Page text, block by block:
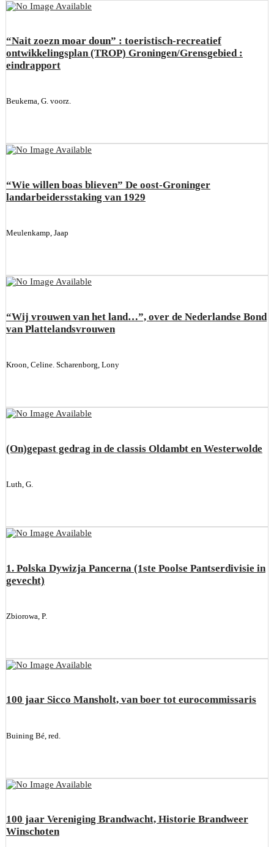
“Nait zoezn moar doun” : toeristisch-recreatief
ontwikkelingsplan (TROP) Groningen/Grensgebied :
eindrapport
Beukema, G. voorz.
“Wie willen boas blieven” De oost-Groninger
landarbeidersstaking van 1929
Meulenkamp, Jaap
“Wij vrouwen van het land…”, over de Nederlandse Bond
van Plattelandsvrouwen
Kroon, Celine. Scharenborg, Lony
(On)gepast gedrag in de classis Oldambt en Westerwolde
Luth, G.
1. Polska Dywizja Pancerna (1ste Poolse Pantserdivisie in
gevecht)
Zbiorowa, P.
100 jaar Sicco Mansholt, van boer tot eurocommissaris
Buining Bé, red.
100 jaar Vereniging Brandwacht, Historie Brandweer
Winschoten